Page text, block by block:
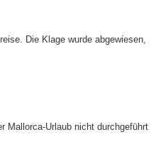
Die Klage wurde abgewiesen,
Mallorca-Urlaub nicht durchgeführt